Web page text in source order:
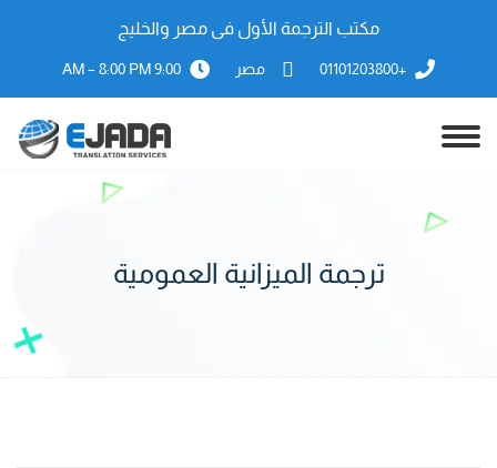
مكتب الترجمة الأول فى مصر والخليج
+01101203800 مصر 9:00 AM – 8:00 PM
ترجمة الميزانية العمومية